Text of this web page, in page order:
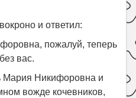
и ответил:
пожалуй, теперь
вас.
Мария Никифоровна и
вожде кочевников,